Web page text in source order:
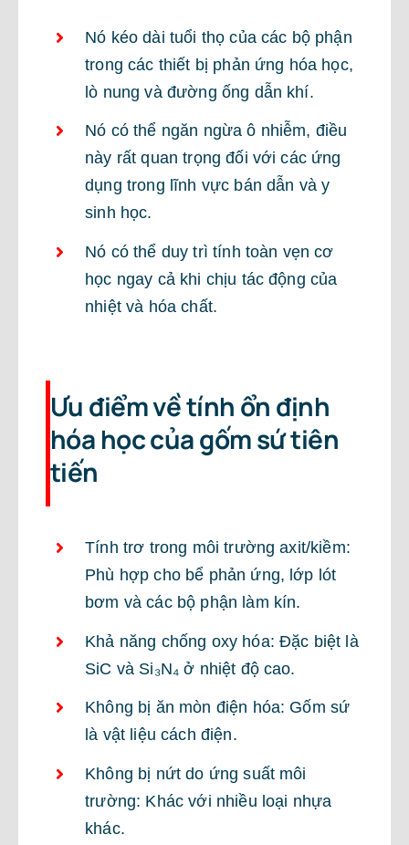
Nó kéo dài tuổi thọ của các bộ phận
trong các thiết bị phản ứng hóa học,
lò nung và đường ống dẫn khí.
Nó có thể ngăn ngừa ô nhiễm, điều
này rất quan trọng đối với các ứng
dụng trong lĩnh vực bán dẫn và y
sinh học.
Nó có thể duy trì tính toàn vẹn cơ
học ngay cả khi chịu tác động của
nhiệt và hóa chất.
Ưu điểm về tính ổn định
hóa học của gốm sứ tiên
tiến
Tính trơ trong môi trường axit/kiềm:
Phù hợp cho bể phản ứng, lớp lót
bơm và các bộ phận làm kín.
Khả năng chống oxy hóa: Đặc biệt là
SiC và Si₃N₄ ở nhiệt độ cao.
Không bị ăn mòn điện hóa: Gốm sứ
là vật liệu cách điện.
Không bị nứt do ứng suất môi
trường: Khác với nhiều loại nhựa
khác.